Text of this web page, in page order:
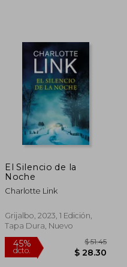
45%
dcto.
El Silencio de la
Noche
Charlotte Link
Grijalbo, 2023, 1 Edición,
Tapa Dura, Nuevo